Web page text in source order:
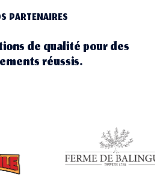
PARTENAIRES
de qualité pour des
réussis.